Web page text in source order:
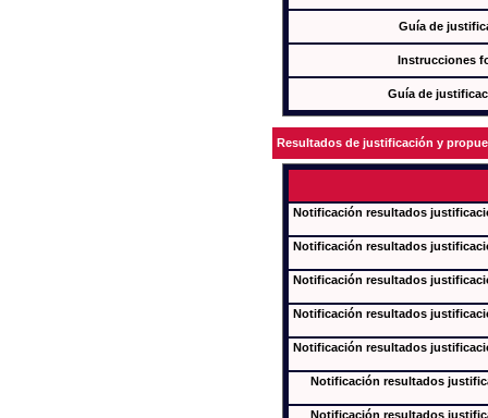
Guía de
Instrucciones
Guía de
Resultados de justificación y
Notificación resultados
Notificación resultados
Notificación resultados
Notificación resultados
Notificación resultados
Notificación resultados
Notificación resultados